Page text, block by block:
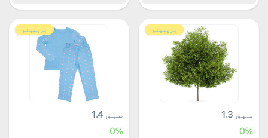
پرِیمیئم
سبق 1.3
0%
پرِیمیئم
سبق 1.4
0%